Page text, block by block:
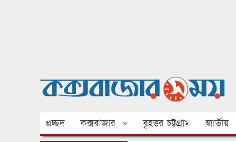
প্রচ্ছদ কক্সবাজার বৃহত্তর চট্টগ্রাম জাতীয়